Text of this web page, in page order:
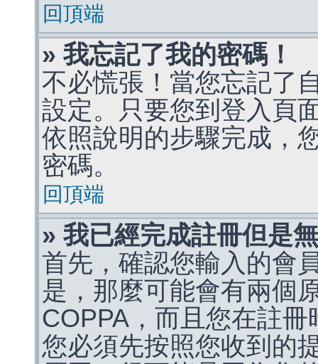
回頂端
» 我忘記了我的密碼！
不必慌張！當您忘記了
設定。只要您到登入頁
依照說明的步驟完成，
密碼。
回頂端
» 我已經完成註冊但是
首先，確認您輸入的會
是，那麼可能會有兩個
COPPA，而且您在註
您必須先按照您收到的